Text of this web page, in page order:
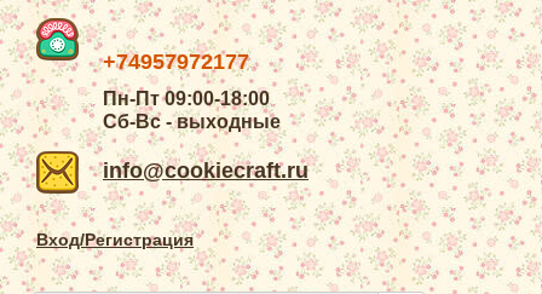
+74957972177
Пн-Пт 09:00-18:00
Сб-Вс - выходные
info@cookiecraft.ru
Вход/Регистрация